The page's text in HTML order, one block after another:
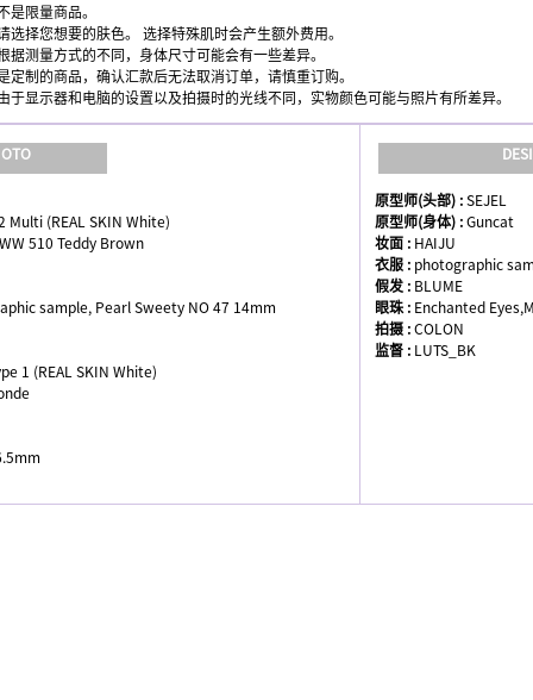
是限量商品。
选择您想要的肤色。 选择特殊肌时会产生额外费用。
据测量方式的不同，身体尺寸可能会有一些差异。
定制的商品，确认汇款后无法取消订单，请慎重订购。
于显示器和电脑的设置以及拍摄时的光线不同，实物颜色可能与照片有所差异。
Multi (REAL SKIN White)
510 Teddy Brown
sample, Pearl Sweety NO 47 14mm
1 (REAL SKIN White)
原型师(头部) :SEJEL
原型师(身体) :Guncat
妆面 : HAIJU
衣服 : photographic
假发 : BLUME
眼珠 : Enchanted
拍摄 :COLON
监督 : LUTS_BK